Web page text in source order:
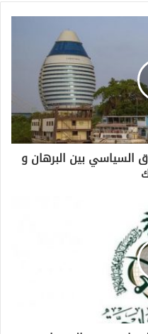
السياسي بين البرهان و